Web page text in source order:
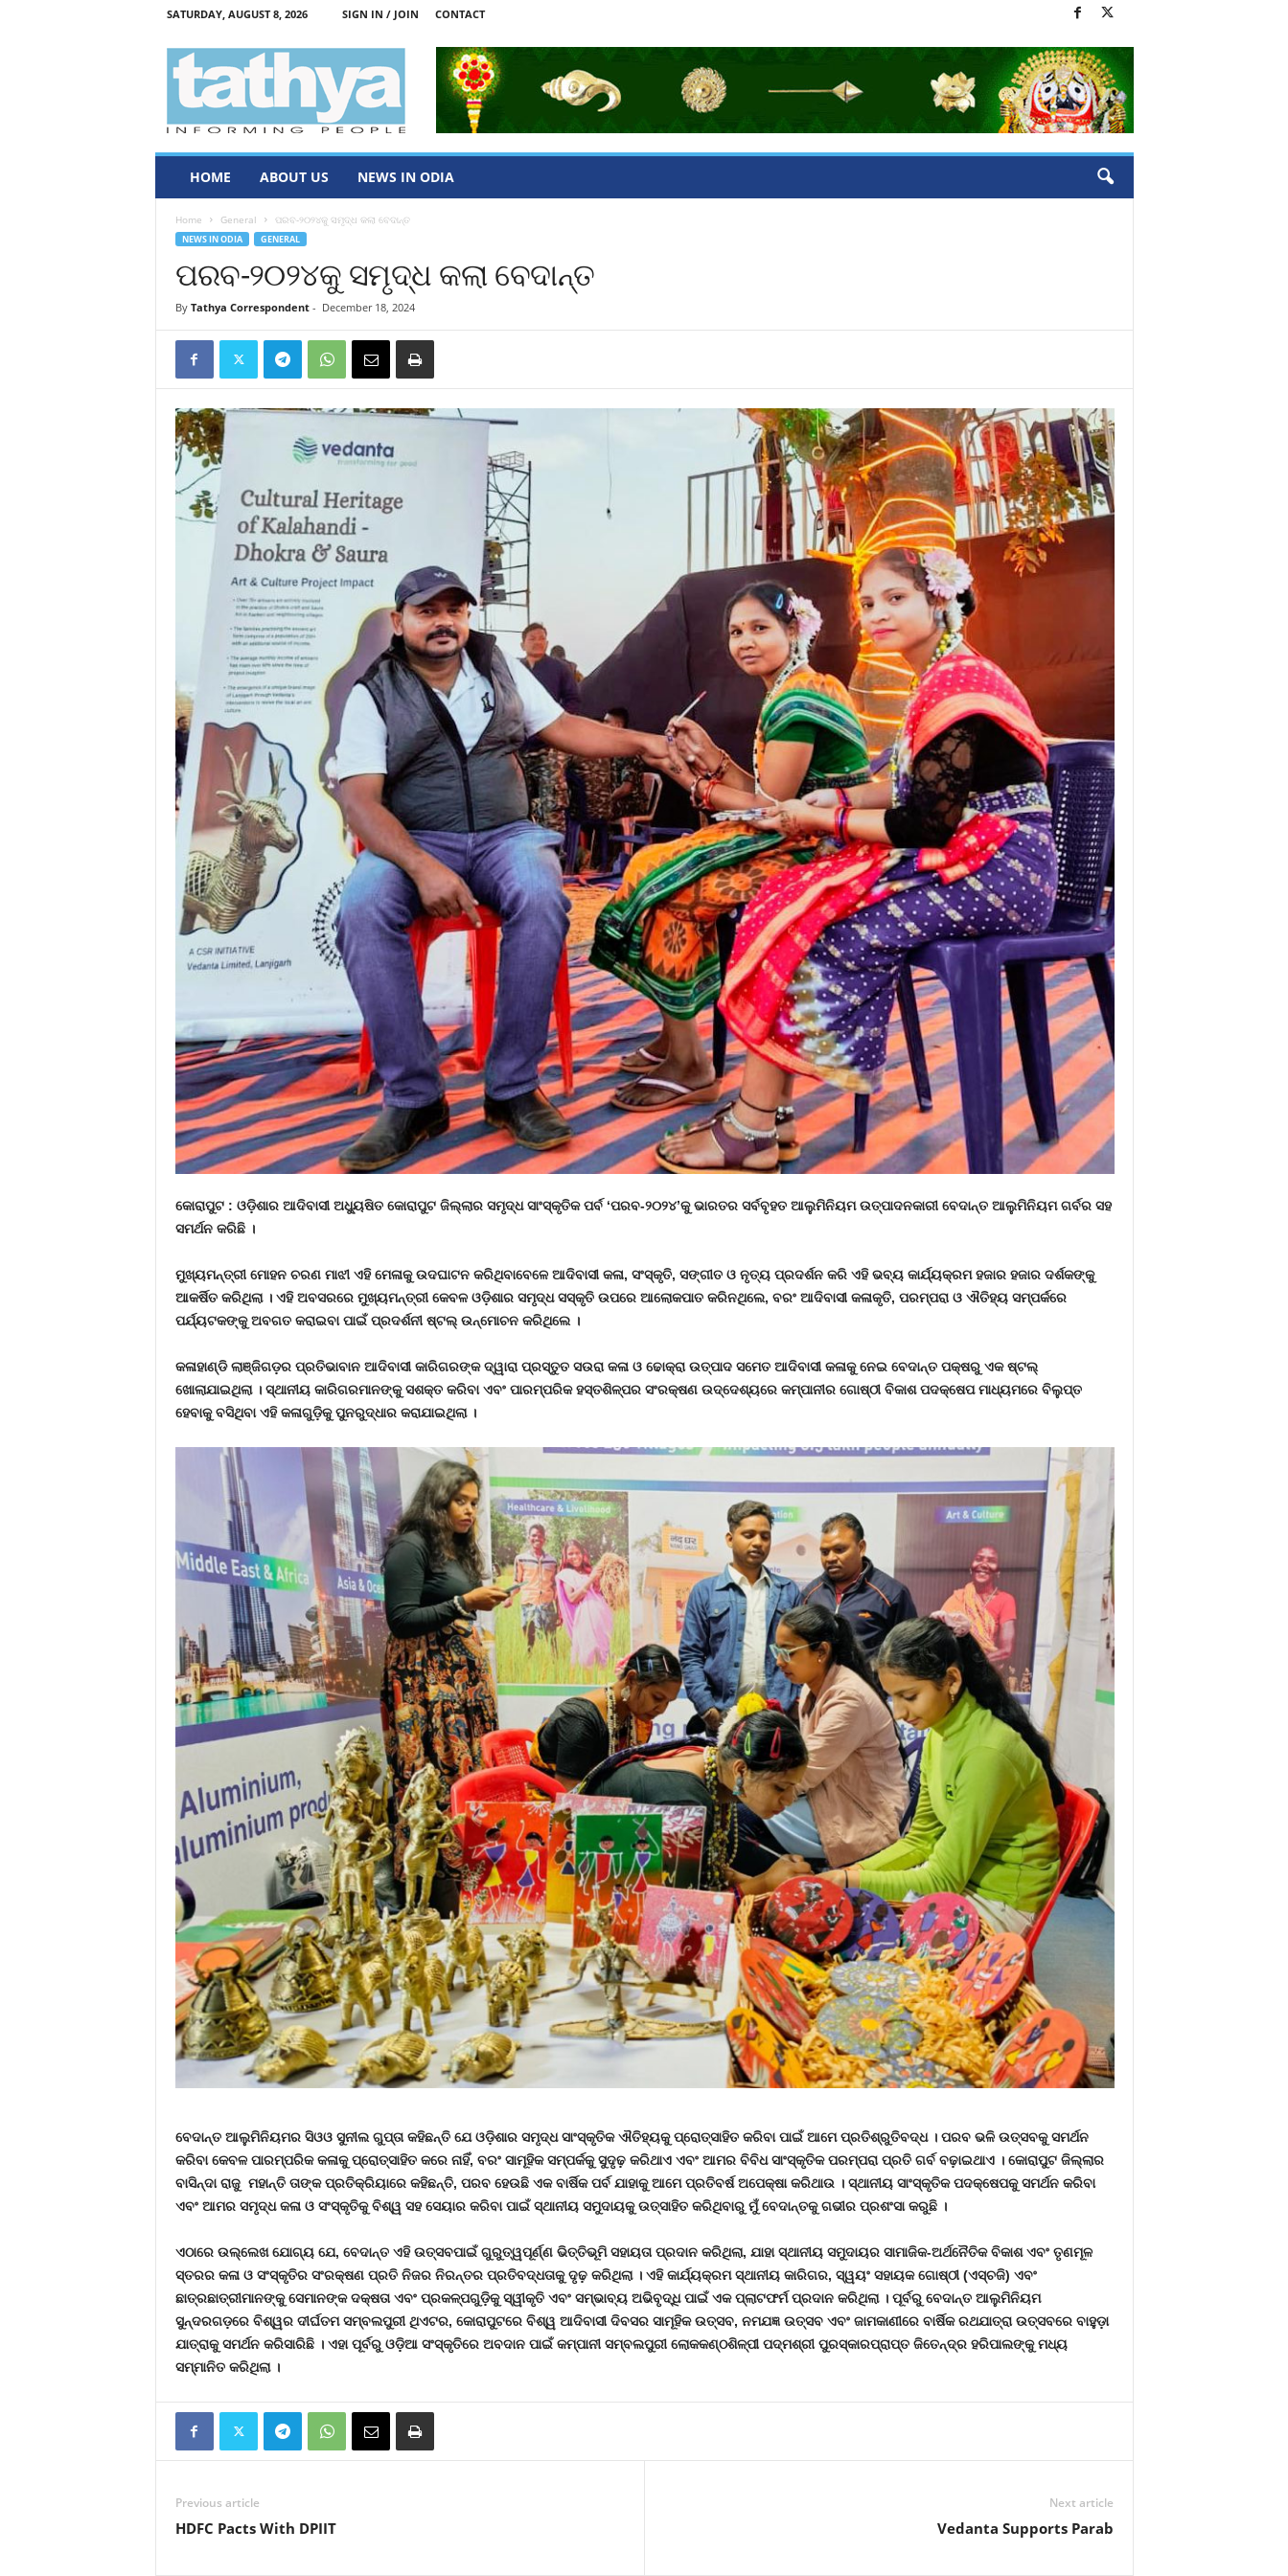
SATURDAY, AUGUST 8, 2026 SIGN IN / JOIN CONTACT
HOME ABOUT US NEWS IN ODIA
Home General ପରବ-୨୦୨୪କୁ ସମୃଦ୍ଧ କଲା ବେଦାନ୍ତ
NEWS IN ODIA GENERAL
ପରବ-୨୦୨୪କୁ ସମୃଦ୍ଧ କଲା ବେଦାନ୍ତ
By Tathya Correspondent- December 18, 2024
କୋରାପୁଟ : ଓଡ଼ିଶାର ଆଦିବାସୀ ଅଧ୍ୟୁଷିତ କୋରାପୁଟ ଜିଲ୍ଲାର ସମୃଦ୍ଧ ସାଂସ୍କୃତିକ ପର୍ବ ‘ପରବ-୨୦୨୪’କୁ ଭାରତର ସର୍ବବୃହତ ଆଲୁମିନିୟମ ଉତ୍ପାଦନକାରୀ ବେଦାନ୍ତ ଆଲୁମିନିୟମ ଗର୍ବର ସହ
ସମର୍ଥନ କରିଛି ।
ମୁଖ୍ୟମନ୍ତ୍ରୀ ମୋହନ ଚରଣ ମାଝୀ ଏହି ମେଳାକୁ ଉଦଘାଟନ କରିଥିବାବେଳେ ଆଦିବାସୀ କଳା, ସଂସ୍କୃତି, ସଙ୍ଗୀତ ଓ ନୃତ୍ୟ ପ୍ରଦର୍ଶନ କରି ଏହି ଭବ୍ୟ କାର୍ଯ୍ୟକ୍ରମ ହଜାର ହଜାର ଦର୍ଶକଙ୍କୁ
ଆକର୍ଷିତ କରିଥିଲା । ଏହି ଅବସରରେ ମୁଖ୍ୟମନ୍ତ୍ରୀ କେବଳ ଓଡ଼ିଶାର ସମୃଦ୍ଧ ସସ୍କୃତି ଉପରେ ଆଲୋକପାତ କରିନଥିଲେ, ବରଂ ଆଦିବାସୀ କଳାକୃତି, ପରମ୍ପରା ଓ ଐତିହ୍ୟ ସମ୍ପର୍କରେ
ପର୍ଯ୍ୟଟକଙ୍କୁ ଅବଗତ କରାଇବା ପାଇଁ ପ୍ରଦର୍ଶନୀ ଷ୍ଟଲ୍ ଉନ୍ମୋଚନ କରିଥିଲେ ।
କଳାହାଣ୍ଡି ଲାଞ୍ଜିଗଡ଼ର ପ୍ରତିଭାବାନ ଆଦିବାସୀ କାରିଗରଙ୍କ ଦ୍ୱାରା ପ୍ରସ୍ତୁତ ସଉରା କଳା ଓ ଢୋକ୍ରା ଉତ୍ପାଦ ସମେତ ଆଦିବାସୀ କଳାକୁ ନେଇ ବେଦାନ୍ତ ପକ୍ଷରୁ ଏକ ଷ୍ଟଲ୍
ଖୋଲାଯାଇଥିଲା । ସ୍ଥାନୀୟ କାରିଗରମାନଙ୍କୁ ସଶକ୍ତ କରିବା ଏବଂ ପାରମ୍ପରିକ ହସ୍ତଶିଳ୍ପର ସଂରକ୍ଷଣ ଉଦ୍ଦେଶ୍ୟରେ କମ୍ପାନୀର ଗୋଷ୍ଠୀ ବିକାଶ ପଦକ୍ଷେପ ମାଧ୍ୟମରେ ବିଲୁପ୍ତ
ହେବାକୁ ବସିଥିବା ଏହି କଳାଗୁଡ଼ିକୁ ପୁନରୁଦ୍ଧାର କରାଯାଇଥିଲା ।
ବେଦାନ୍ତ ଆଲୁମିନିୟମର ସିଓଓ ସୁନୀଲ ଗୁପ୍ତା କହିଛନ୍ତି ଯେ ଓଡ଼ିଶାର ସମୃଦ୍ଧ ସାଂସ୍କୃତିକ ଐତିହ୍ୟକୁ ପ୍ରୋତ୍ସାହିତ କରିବା ପାଇଁ ଆମେ ପ୍ରତିଶ୍ରୁତିବଦ୍ଧ । ପରବ ଭଳି ଉତ୍ସବକୁ ସମର୍ଥନ
କରିବା କେବଳ ପାରମ୍ପରିକ କଳାକୁ ପ୍ରୋତ୍ସାହିତ କରେ ନାହିଁ, ବରଂ ସାମୂହିକ ସମ୍ପର୍କକୁ ସୁଦୃଢ଼ କରିଥାଏ ଏବଂ ଆମର ବିବିଧ ସାଂସ୍କୃତିକ ପରମ୍ପରା ପ୍ରତି ଗର୍ବ ବଢ଼ାଇଥାଏ । କୋରାପୁଟ ଜିଲ୍ଲାର
ବାସିନ୍ଦା ରାଜୁ ମହାନ୍ତି ତାଙ୍କ ପ୍ରତିକ୍ରିୟାରେ କହିଛନ୍ତି, ପରବ ହେଉଛି ଏକ ବାର୍ଷିକ ପର୍ବ ଯାହାକୁ ଆମେ ପ୍ରତିବର୍ଷ ଅପେକ୍ଷା କରିଥାଉ । ସ୍ଥାନୀୟ ସାଂସ୍କୃତିକ ପଦକ୍ଷେପକୁ ସମର୍ଥନ କରିବା
ଏବଂ ଆମର ସମୃଦ୍ଧ କଳା ଓ ସଂସ୍କୃତିକୁ ବିଶ୍ୱ ସହ ସେୟାର କରିବା ପାଇଁ ସ୍ଥାନୀୟ ସମୁଦାୟକୁ ଉତ୍ସାହିତ କରିଥିବାରୁ ମୁଁ ବେଦାନ୍ତକୁ ଗଭୀର ପ୍ରଶଂସା କରୁଛି ।
ଏଠାରେ ଉଲ୍ଲେଖ ଯୋଗ୍ୟ ଯେ, ବେଦାନ୍ତ ଏହି ଉତ୍ସବପାଇଁ ଗୁରୁତ୍ୱପୂର୍ଣ୍ଣ ଭିତ୍ତିଭୂମି ସହାୟତା ପ୍ରଦାନ କରିଥିଲା, ଯାହା ସ୍ଥାନୀୟ ସମୁଦାୟର ସାମାଜିକ-ଅର୍ଥନୈତିକ ବିକାଶ ଏବଂ ତୃଣମୂଳ
ସ୍ତରର କଳା ଓ ସଂସ୍କୃତିର ସଂରକ୍ଷଣ ପ୍ରତି ନିଜର ନିରନ୍ତର ପ୍ରତିବଦ୍ଧତାକୁ ଦୃଢ଼ କରିଥିଲା । ଏହି କାର୍ଯ୍ୟକ୍ରମ ସ୍ଥାନୀୟ କାରିଗର, ସ୍ୱୟଂ ସହାୟକ ଗୋଷ୍ଠୀ (ଏସ୍‌ଚଜି) ଏବଂ
ଛାତ୍ରଛାତ୍ରୀମାନଙ୍କୁ ସେମାନଙ୍କ ଦକ୍ଷତା ଏବଂ ପ୍ରକଳ୍ପଗୁଡ଼ିକୁ ସ୍ୱୀକୃତି ଏବଂ ସମ୍ଭାବ୍ୟ ଅଭିବୃଦ୍ଧି ପାଇଁ ଏକ ପ୍ଲାଟଫର୍ମ ପ୍ରଦାନ କରିଥିଲା । ପୂର୍ବରୁ ବେଦାନ୍ତ ଆଲୁମିନିୟମ
ସୁନ୍ଦରଗଡ଼ରେ ବିଶ୍ୱର ଦୀର୍ଘତମ ସମ୍ବଲପୁରୀ ଥିଏଟର, କୋରାପୁଟରେ ବିଶ୍ୱ ଆଦିବାସୀ ଦିବସର ସାମୂହିକ ଉତ୍ସବ, ନମଯଜ୍ଞ ଉତ୍ସବ ଏବଂ ଜାମକାଣୀରେ ବାର୍ଷିକ ରଥଯାତ୍ରା ଉତ୍ସବରେ ବାହୁଡ଼ା
ଯାତ୍ରାକୁ ସମର୍ଥନ କରିସାରିଛି । ଏହା ପୂର୍ବରୁ ଓଡ଼ିଆ ସଂସ୍କୃତିରେ ଅବଦାନ ପାଇଁ କମ୍ପାନୀ ସମ୍ବଲପୁରୀ ଲୋକକଣ୍ଠଶିଳ୍ପୀ ପଦ୍ମଶ୍ରୀ ପୁରସ୍କାରପ୍ରାପ୍ତ ଜିତେନ୍ଦ୍ର ହରିପାଲଙ୍କୁ ମଧ୍ୟ
ସମ୍ମାନିତ କରିଥିଲା ।
Previous article
HDFC Pacts With DPIIT
Next article
Vedanta Supports Parab